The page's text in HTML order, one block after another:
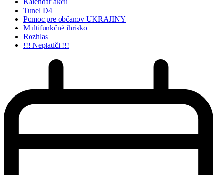
Kalendár akcií
Tunel D4
Pomoc pre občanov UKRAJINY
Multifunkčné ihrisko
Rozhlas
!!! Neplatiči !!!